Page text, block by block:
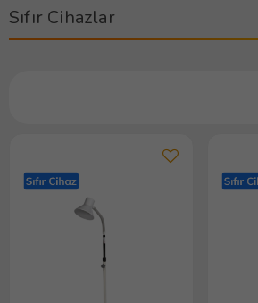
Sıfır Cihazlar